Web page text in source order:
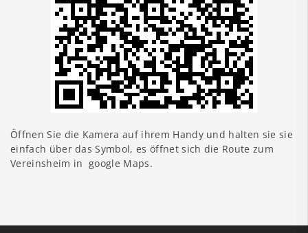
Öffnen Sie die Kamera auf ihrem Handy und halten sie sie
einfach über das Symbol, es öffnet sich die Route zum
Vereinsheim in google Maps.